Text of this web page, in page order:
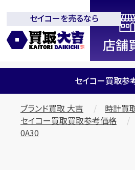
全国2200店舗以上展開中！
信頼
吉」
セイコーを売るなら
セイコー買取参
ブランド買取 大吉 時計買
セイコー買取買取参考価格
0A30